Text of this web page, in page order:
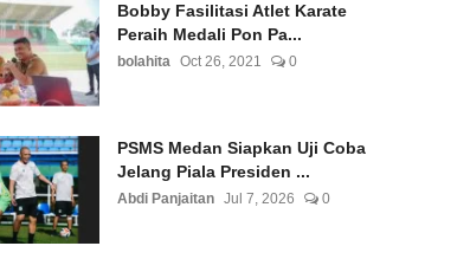
Bobby Fasilitasi Atlet Karate
Peraih Medali Pon Pa...
bolahita Oct 26, 2021 0
PSMS Medan Siapkan Uji Coba
Jelang Piala Presiden ...
Abdi Panjaitan Jul 7, 2026 0